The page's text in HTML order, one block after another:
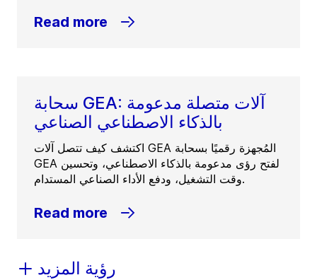
Read more
سحابة GEA: آلات متصلة مدعومة
بالذكاء الاصطناعي الصناعي
اكتشف كيف تتصل آلات GEA المُجهزة رقميًا بسحابة
GEA لفتح رؤى مدعومة بالذكاء الاصطناعي، وتحسين
وقت التشغيل، ودفع الأداء الصناعي المستدام.
Read more
رؤية المزيد